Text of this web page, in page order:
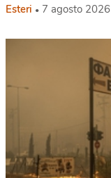
Esteri 7 agosto 2026